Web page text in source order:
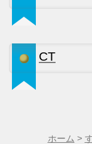
CT
ホーム >